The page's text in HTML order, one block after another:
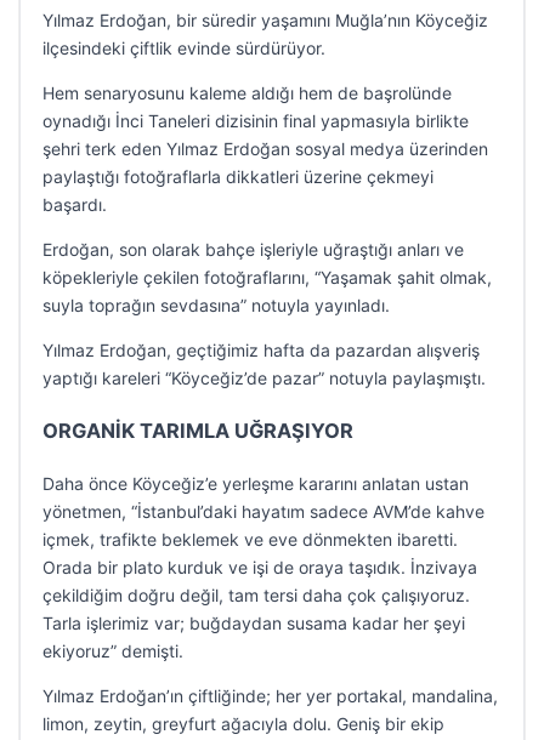
Yılmaz Erdoğan, bir süredir yaşamını Muğla’nın Köyceğiz
ilçesindeki çiftlik evinde sürdürüyor.
Hem senaryosunu kaleme aldığı hem de başrolünde
oynadığı İnci Taneleri dizisinin final yapmasıyla birlikte
şehri terk eden Yılmaz Erdoğan sosyal medya üzerinden
paylaştığı fotoğraflarla dikkatleri üzerine çekmeyi
başardı.
Erdoğan, son olarak bahçe işleriyle uğraştığı anları ve
köpekleriyle çekilen fotoğraflarını, “Yaşamak şahit olmak,
suyla toprağın sevdasına” notuyla yayınladı.
Yılmaz Erdoğan, geçtiğimiz hafta da pazardan alışveriş
yaptığı kareleri “Köyceğiz’de pazar” notuyla paylaşmıştı.
ORGANİK TARIMLA UĞRAŞIYOR
Daha önce Köyceğiz’e yerleşme kararını anlatan ustan
yönetmen, “İstanbul’daki hayatım sadece AVM’de kahve
içmek, trafikte beklemek ve eve dönmekten ibaretti.
Orada bir plato kurduk ve işi de oraya taşıdık. İnzivaya
çekildiğim doğru değil, tam tersi daha çok çalışıyoruz.
Tarla işlerimiz var; buğdaydan susama kadar her şeyi
ekiyoruz” demişti.
Yılmaz Erdoğan’ın çiftliğinde; her yer portakal, mandalina,
limon, zeytin, greyfurt ağacıyla dolu. Geniş bir ekip